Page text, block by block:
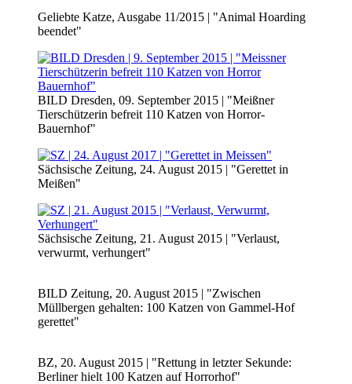
Geliebte Katze, Ausgabe 11/2015 | "Animal Hoarding
beendet"
BILD Dresden, 09. September 2015 | "Meißner
Tierschützerin befreit 110 Katzen von Horror-
Bauernhof"
Sächsische Zeitung, 24. August 2015 | "Gerettet in
Meißen"
Sächsische Zeitung, 21. August 2015 | "Verlaust,
verwurmt, verhungert"
BILD Zeitung, 20. August 2015 | "Zwischen
Müllbergen gehalten: 100 Katzen von Gammel-Hof
gerettet"
BZ, 20. August 2015 | "Rettung in letzter Sekunde:
Berliner hielt 100 Katzen auf Horrorhof"